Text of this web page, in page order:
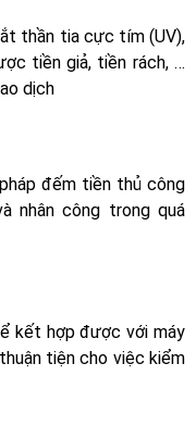
thần tia cực tím (UV),
tiền giả, tiền rách, …
dịch
đếm tiền thủ công
nhân công trong quá
kết hợp được với máy
tiện cho việc kiểm